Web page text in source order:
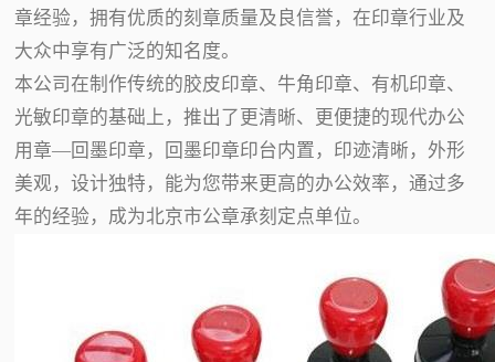
章经验，拥有优质的刻章质量及良信誉，在印章行业及
大众中享有广泛的知名度。
本公司在制作传统的胶皮印章、牛角印章、有机印章、
光敏印章的基础上，推出了更清晰、更便捷的现代办公
用章—回墨印章，回墨印章印台内置，印迹清晰，外形
美观，设计独特，能为您带来更高的办公效率，通过多
年的经验，成为北京市公章承刻定点单位。